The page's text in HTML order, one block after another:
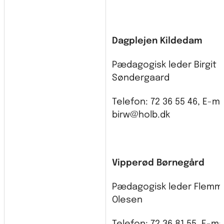
Dagplejen Kildedam
Pædagogisk leder Birgit
Søndergaard
Telefon: 72 36 55 46, E-
birw@holb.dk
Vipperød Børnegård
Pædagogisk leder
Olesen